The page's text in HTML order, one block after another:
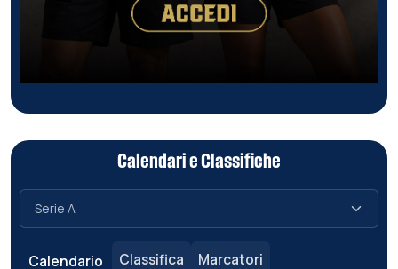
Calendari e Classifiche
Calendario Classifica Marcatori